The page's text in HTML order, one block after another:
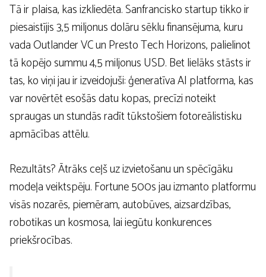
Tā ir plaisa, kas izkliedēta. Sanfrancisko startup tikko ir
piesaistījis 3,5 miljonus dolāru sēklu finansējuma, kuru
vada Outlander VC un Presto Tech Horizons, palielinot
tā kopējo summu 4,5 miljonus USD. Bet lielāks stāsts ir
tas, ko viņi jau ir izveidojuši: ģeneratīva AI platforma, kas
var novērtēt esošās datu kopas, precīzi noteikt
spraugas un stundās radīt tūkstošiem fotoreālistisku
apmācības attēlu.
Rezultāts? Ātrāks ceļš uz izvietošanu un spēcīgāku
modeļa veiktspēju. Fortune 500s jau izmanto platformu
visās nozarēs, piemēram, autobūves, aizsardzības,
robotikas un kosmosa, lai iegūtu konkurences
priekšrocības.